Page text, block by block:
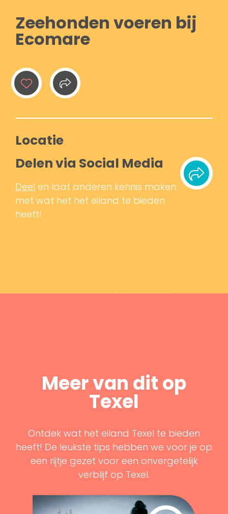
Zeehonden voeren bij
Ecomare
Locatie
Delen via Social Media
Deel en laat anderen kennis maken
met wat het het eiland te bieden
heeft!
Meer van dit op
Texel
Ontdek wat het eiland Texel te bieden
heeft! De leukste tips hebben we voor je op
een rijtje gezet voor een onvergetelijk
verblijf op Texel.